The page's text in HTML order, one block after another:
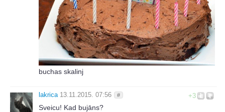
buchas skalinj
+3
lakrica 13.11.2015. 07:56 #
Sveicu! Kad bujāns?